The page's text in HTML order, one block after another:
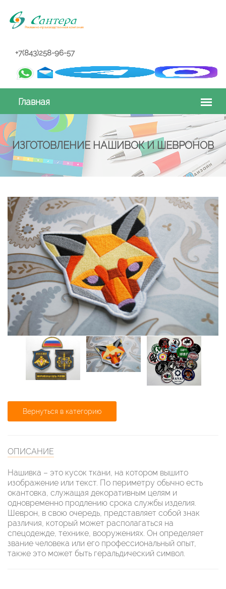
+7(843)258-96-57
ИЗГОТОВЛЕНИЕ НАШИВОК И ШЕВРОНОВ
Вернуться в категорию
ОПИСАНИЕ
Нашивка – это кусок ткани, на котором вышито
изображение или текст. По периметру обычно есть
окантовка, служащая декоративным целям и
одновременно продлению срока службы изделия.
Шеврон, в свою очередь, представляет собой знак
различия, который может располагаться на
спецодежде, технике, вооружениях. Он определяет
звание человека или его профессиональный опыт,
также это может быть геральдический символ.